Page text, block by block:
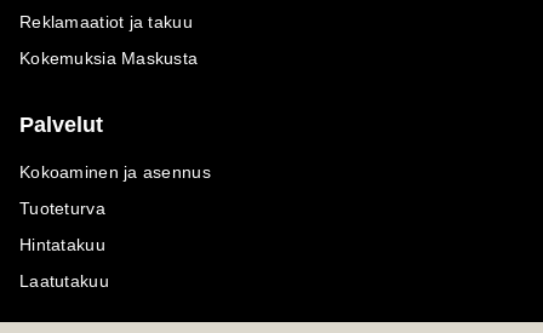
Reklamaatiot ja takuu
Kokemuksia Maskusta
Palvelut
Kokoaminen ja asennus
Tuoteturva
Hintatakuu
Laatutakuu